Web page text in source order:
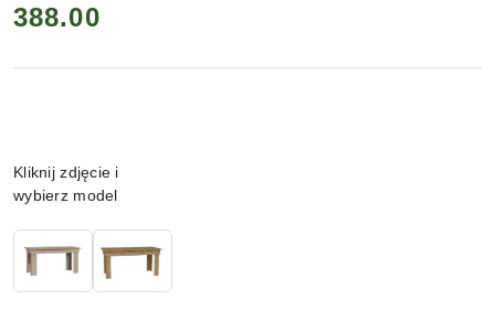
cena:
388.00
Wariant
Kliknij zdjęcie i
wybierz model